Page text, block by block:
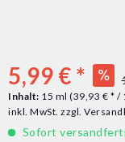
5,99 € *
Inhalt: 15 ml (39,93 € * /
inkl. MwSt. zzgl.
Sofort